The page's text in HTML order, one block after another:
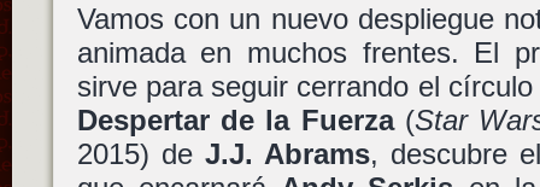
Vamos con un nuevo despliegue
animada en muchos frentes. El
sirve para seguir cerrando el
Despertar de la Fuerza(Star
2015) de J.J. Abrams, descubre